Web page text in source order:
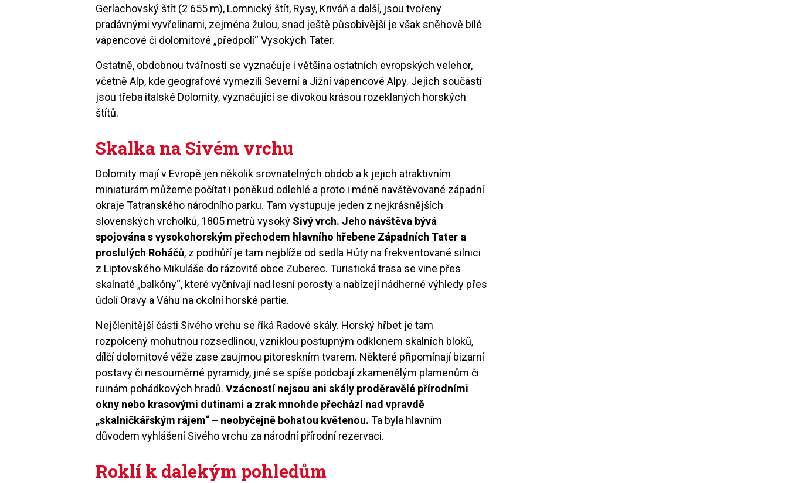
Gerlachovský štít (2 655 m), Lomnický štít, Rysy, Kriváň a další, jsou tvořeny
pradávnými vyvřelinami, zejména žulou, snad ještě působivější je však sněhově bílé
vápencové či dolomitové „předpolí“ Vysokých Tater.
Ostatně, obdobnou tvářností se vyznačuje i většina ostatních evropských velehor,
včetně Alp, kde geografové vymezili Severní a Jižní vápencové Alpy. Jejich součástí
jsou třeba italské Dolomity, vyznačující se divokou krásou rozeklaných horských
štítů.
Skalka na Sivém vrchu
Dolomity mají v Evropě jen několik srovnatelných obdob a k jejich atraktivním
miniaturám můžeme počítat i poněkud odlehlé a proto i méně navštěvované západní
okraje Tatranského národního parku. Tam vystupuje jeden z nejkrásnějších
slovenských vrcholků, 1805 metrů vysoký Sivý vrch. Jeho návštěva bývá
spojována s vysokohorským přechodem hlavního hřebene Západních Tater a
proslulých Roháčů, z podhůří je tam nejblíže od sedla Húty na frekventované silnici
z Liptovského Mikuláše do rázovité obce Zuberec. Turistická trasa se vine přes
skalnaté „balkóny“, které vyčnívají nad lesní porosty a nabízejí nádherné výhledy přes
údolí Oravy a Váhu na okolní horské partie.
Nejčlenitější části Sivého vrchu se říká Radové skály. Horský hřbet je tam
rozpolcený mohutnou rozsedlinou, vzniklou postupným odklonem skalních bloků,
dílčí dolomitové věže zase zaujmou pitoreskním tvarem. Některé připomínají bizarní
postavy či nesouměrné pyramidy, jiné se spíše podobají zkamenělým plamenům či
ruinám pohádkových hradů.Vzácností nejsou ani skály proděravělé přírodními
okny nebo krasovými dutinami a zrak mnohde přechází nad vpravdě
„skalničkářským rájem“ – neobyčejně bohatou květenou. Ta byla hlavním
důvodem vyhlášení Sivého vrchu za národní přírodní rezervaci.
Roklí k dalekým pohledům